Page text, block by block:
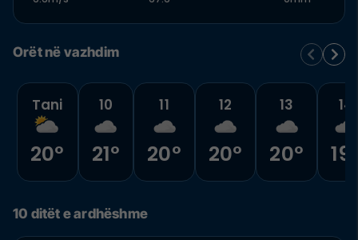
Orët në vazhdim
Tani
20°
10
21°
11
20°
12
20°
13
20°
14
10 ditët e ardhëshme